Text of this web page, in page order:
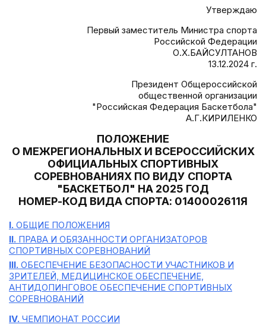
Утверждаю
Первый заместитель Министра спорта
Российской Федерации
О.Х.БАЙСУЛТАНОВ
13.12.2024 г.
Президент Общероссийской
общественной организации
"Российская Федерация Баскетбола"
А.Г.КИРИЛЕНКО
ПОЛОЖЕНИЕ
О МЕЖРЕГИОНАЛЬНЫХ И ВСЕРОССИЙСКИХ
ОФИЦИАЛЬНЫХ СПОРТИВНЫХ
СОРЕВНОВАНИЯХ ПО ВИДУ СПОРТА
"БАСКЕТБОЛ" НА 2025 ГОД
НОМЕР-КОД ВИДА СПОРТА: 0140002611Я
I. ОБЩИЕ ПОЛОЖЕНИЯ
II. ПРАВА И ОБЯЗАННОСТИ ОРГАНИЗАТОРОВ
СПОРТИВНЫХ СОРЕВНОВАНИЙ
III. ОБЕСПЕЧЕНИЕ БЕЗОПАСНОСТИ УЧАСТНИКОВ И
ЗРИТЕЛЕЙ, МЕДИЦИНСКОЕ ОБЕСПЕЧЕНИЕ,
АНТИДОПИНГОВОЕ ОБЕСПЕЧЕНИЕ СПОРТИВНЫХ
СОРЕВНОВАНИЙ
IV. ЧЕМПИОНАТ РОССИИ